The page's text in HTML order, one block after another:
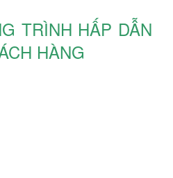
TRÌNH HẤP DẪN
HÀNG